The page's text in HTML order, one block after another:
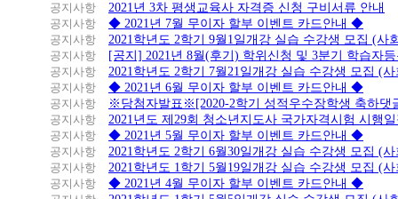
공지사항
2021년 3차 평생교육사 자격증 신청 구비서류 안내
공지사항
◆ 2021년 7월 무이자 할부 이벤트 카드안내 ◆
공지사항
2021학년도 2학기 9월1일개강 실습 수강생 모집 (사
공지사항
[공지] 2021년 8월(후기) 학위신청 및 3분기 학습자
공지사항
2021학년도 2학기 7월21일개강 실습 수강생 모집 (
공지사항
◆ 2021년 6월 무이자 할부 이벤트 카드안내 ◆
공지사항
※당첨자발표※[2020-2학기 성적우수장학생 축하댓
공지사항
2021년도 제29회 청소년지도사 국가자격시험 시행
공지사항
◆ 2021년 5월 무이자 할부 이벤트 카드안내 ◆
공지사항
2021학년도 2학기 6월30일개강 실습 수강생 모집 (
공지사항
2021학년도 1학기 5월19일개강 실습 수강생 모집 (
공지사항
◆ 2021년 4월 무이자 할부 이벤트 카드안내 ◆